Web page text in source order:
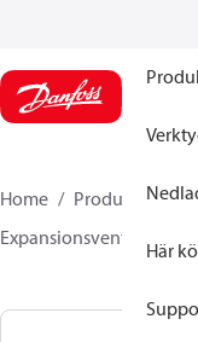
Här
Home Produkter
Expansionsventiler